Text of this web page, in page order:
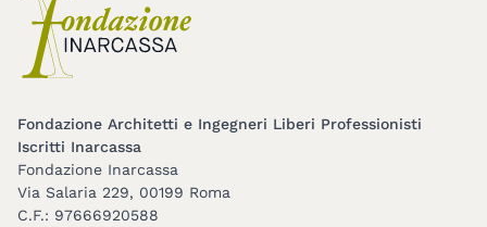
Fondazione Architetti e Ingegneri Liberi Professionisti
Iscritti Inarcassa
Fondazione Inarcassa
Via Salaria 229, 00199 Roma
C.F.: 97666920588